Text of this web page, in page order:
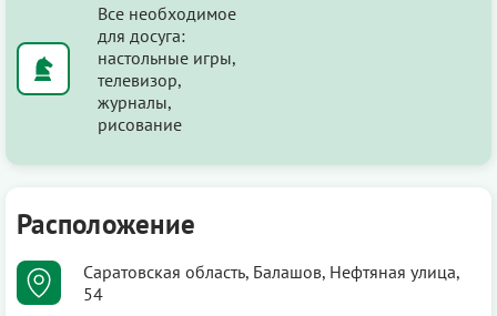
Все необходимое
для досуга:
настольные игры,
телевизор,
журналы,
рисование
Расположение
Саратовская область, Балашов, Нефтяная улица,
54